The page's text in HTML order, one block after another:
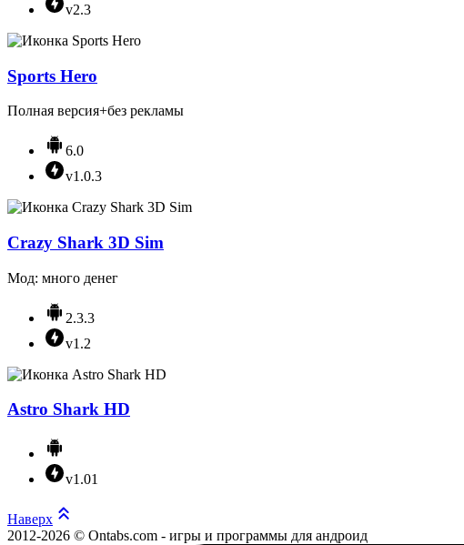
v2.3
Sports Hero
Полная версия+без рекламы
6.0
v1.0.3
Crazy Shark 3D Sim
Мод: много денег
2.3.3
v1.2
Astro Shark HD
v1.01
Наверх
2012-2026 © Ontabs.com - игры и программы для андроид